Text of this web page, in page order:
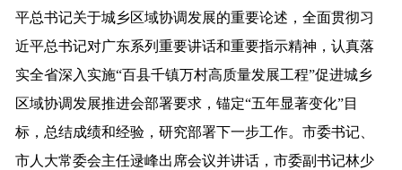
平总书记关于城乡区域协调发展的重要论述，全面贯彻习
近平总书记对广东系列重要讲话和重要指示精神，认真落
实全省深入实施“百县千镇万村高质量发展工程”促进城乡
区域协调发展推进会部署要求，锚定“五年显著变化”目
标， 总结成绩和经验，研究部署下一步工作。市委书记、
市人大常委会主任逯峰出席会议并讲话，市委副书记林少